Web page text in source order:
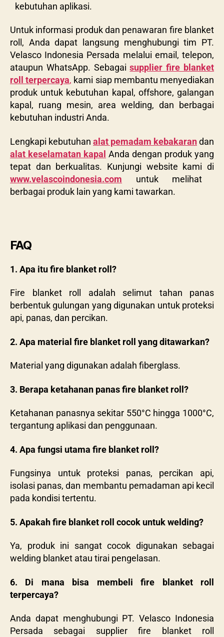
kebutuhan aplikasi.
Untuk informasi produk dan penawaran fire blanket
roll , Anda dapat langsung menghubungi tim PT.
Velasco Indonesia Persada melalui email, telepon,
ataupun WhatsApp. Sebagaisupplier fire blanket
roll terpercaya, kami siap membantu menyediakan
produk untuk kebutuhan kapal, offshore, galangan
kapal, ruang mesin, area welding, dan berbagai
kebutuhan industri Anda.
Lengkapi kebutuhan alat pemadam kebakarandan
alat keselamatan kapal Anda dengan produk yang
tepat dan berkualitas. Kunjungi website kami di
www.velascoindonesia.com untuk melihat
berbagai produk lain yang kami tawarkan.
FAQ
1. Apa itu fire blanket roll?
Fire blanket roll adalah selimut tahan panas
berbentuk gulungan yang digunakan untuk proteksi
api, panas, dan percikan.
2. Apa material fire blanket roll yang ditawarkan?
Material yang digunakan adalah fiberglass.
3. Berapa ketahanan panas fire blanket roll?
Ketahanan panasnya sekitar 550°C hingga 1000°C,
tergantung aplikasi dan penggunaan.
4. Apa fungsi utama fire blanket roll?
Fungsinya untuk proteksi panas, percikan api,
isolasi panas, dan membantu pemadaman api kecil
pada kondisi tertentu.
5. Apakah fire blanket roll cocok untuk welding?
Ya, produk ini sangat cocok digunakan sebagai
welding blanket atau tirai pengelasan.
6. Di mana bisa membeli fire blanket roll
terpercaya?
Anda dapat menghubungi PT. Velasco Indonesia
Persada sebagai supplier fire blanket roll